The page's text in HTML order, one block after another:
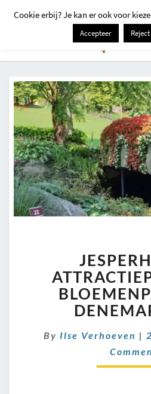
–
EN
IN
By Ilse Verhoeven |
Cookie erbij? Je kan er ook voor
Accepteer Reject